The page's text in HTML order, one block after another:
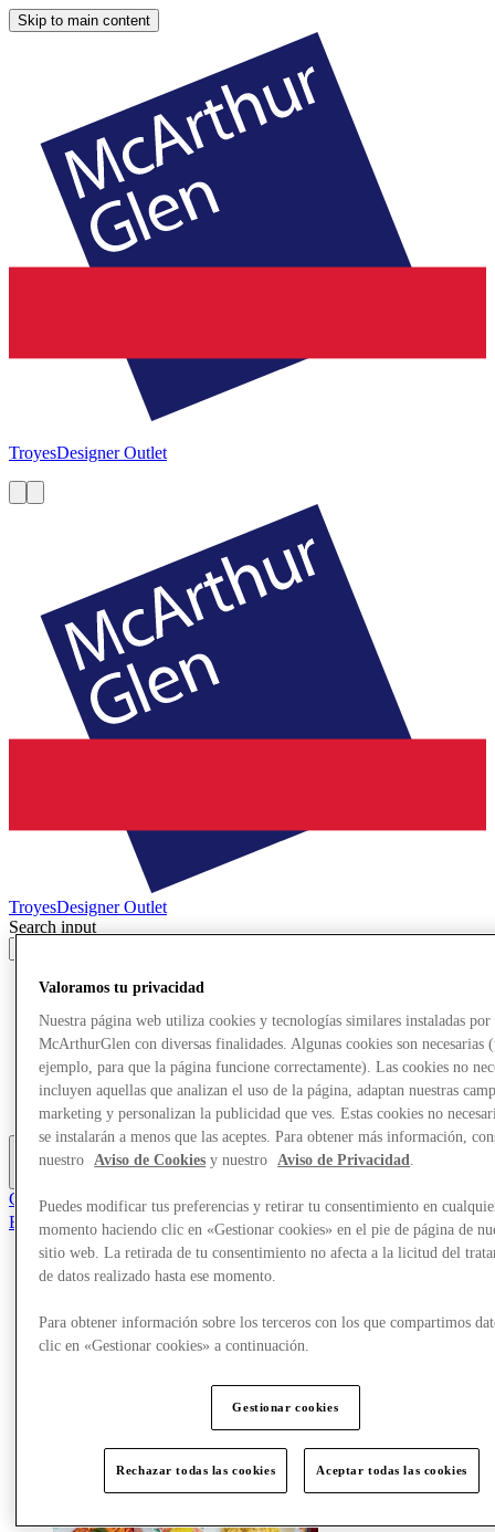
Skip to main content
TroyesDesigner Outlet
TroyesDesigner Outlet
Search input
Ofertas
Planifica tu visita
¿Qué pasa?
Comer y beber
Tarjetas regalo
Servicios
Club
Elementos guardados
es
Ofertas
Planifica tu visita
¿Qué pasa?
Valoramos tu privacidad
Nuestra página web utiliza cookies y tecnologías similares instaladas por
McArthurGlen con diversas finalidades. Algunas cookies son necesarias
ejemplo, para que la página funcione correctamente). Las cookies no
incluyen aquellas que analizan el uso de la página, adaptan nuestras
marketing y personalizan la publicidad que ves. Estas cookies no
se instalarán a menos que las aceptes. Para obtener más información,
nuestro Aviso de Cookies y nuestro Aviso de Privacidad.
Puedes modificar tus preferencias y retirar tu consentimiento en
momento haciendo clic en «Gestionar cookies» en el pie de página de
sitio web. La retirada de tu consentimiento no afecta a la licitud del
de datos realizado hasta ese momento.
Para obtener información sobre los terceros con los que compartimos
clic en «Gestionar cookies» a continuación.
Gestionar cookies
Rechazar todas las cookies Aceptar todas las cookies